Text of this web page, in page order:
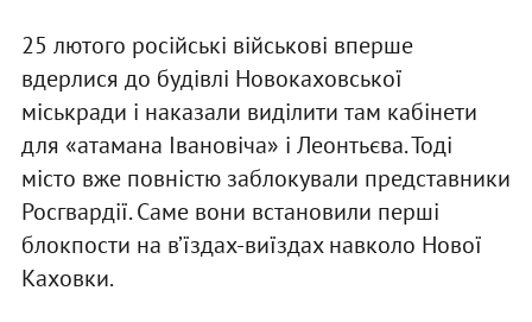
25 лютого російські військові вперше
вдерлися до будівлі Новокаховської
міськради і наказали виділити там кабінети
для «атамана Івановіча» і Леонтьєва. Тоді
місто вже повністю заблокували представники
Росгвардії. Саме вони встановили перші
блокпости на в’їздах-виїздах навколо Нової
Каховки.